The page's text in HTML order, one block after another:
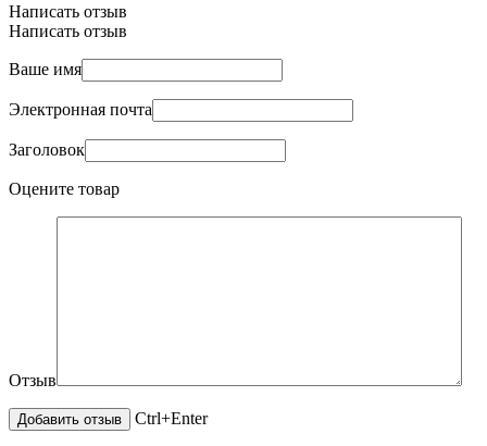
Написать отзыв
Написать отзыв
Ваше имя
Электронная почта
Заголовок
Оцените товар
Отзыв
Ctrl+Enter